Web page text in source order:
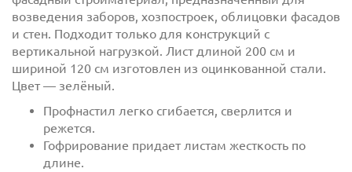
возведения заборов, хозпостроек, облицовки фасадов
и стен. Подходит только для конструкций с
вертикальной нагрузкой. Лист длиной 200 см и
шириной 120 см изготовлен из оцинкованной стали.
Цвет — зелёный.
Профнастил легко сгибается, сверлится и
режется.
Гофрирование придает листам жесткость по
длине.